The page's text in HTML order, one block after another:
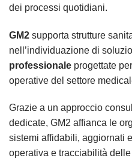
dei processi quotidiani.
GM2 supporta strutture
nell’individuazione di
professionale progettate
operative del settore
Grazie a un approccio
dedicate, GM2 affianca le
sistemi affidabili, aggiornati
operativa e tracciabilità